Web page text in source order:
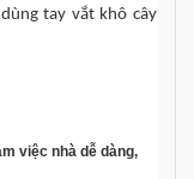
tay vắt khô cây
việc nhà dễ dàng,